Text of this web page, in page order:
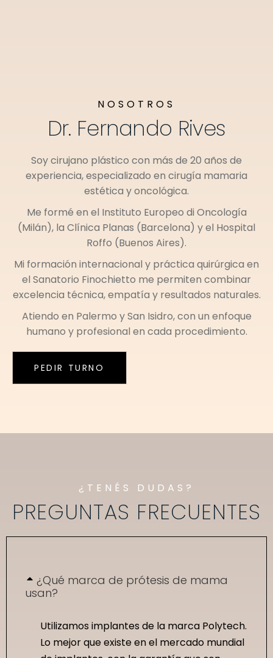
NOSOTROS
Dr. Fernando Rives
Soy cirujano plástico con más de 20 años de
experiencia, especializado en cirugía mamaria
estética y oncológica.
Me formé en el Instituto Europeo di Oncología
(Milán), la Clínica Planas (Barcelona) y el Hospital
Roffo (Buenos Aires).
Mi formación internacional y práctica quirúrgica en
el Sanatorio Finochietto me permiten combinar
excelencia técnica, empatía y resultados naturales.
Atiendo en Palermo ySan Isidro, con un enfoque
humano y profesional en cada procedimiento.
PEDIR TURNO
¿TENÉS DUDAS?
PREGUNTAS FRECUENTES
¿Qué marca de prótesis de mama
usan?
Utilizamos implantes de la marca Polytech.
Lo mejor que existe en el mercado mundial